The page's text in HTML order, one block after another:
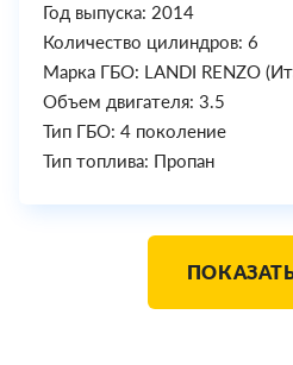
Год выпуска: 2014
Количество цилиндров: 6
Марка ГБО: LANDI RENZO
Объем двигателя: 3.5
Тип ГБО: 4 поколение
Тип топлива: Пропан